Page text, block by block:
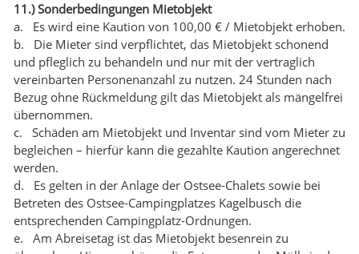
11.) Sonderbedingungen Mietobjekt
a. Es wird eine Kaution von 100,00 € / Mietobjekt erhoben.
b. Die Mieter sind verpflichtet, das Mietobjekt schonend
und pfleglich zu behandeln und nur mit der vertraglich
vereinbarten Personenanzahl zu nutzen. 24 Stunden nach
Bezug ohne Rückmeldung gilt das Mietobjekt als mängelfrei
übernommen.
c. Schäden am Mietobjekt und Inventar sind vom Mieter zu
begleichen – hierfür kann die gezahlte Kaution angerechnet
werden.
d. Es gelten in der Anlage der Ostsee-Chalets sowie bei
Betreten des Ostsee-Campingplatzes Kagelbusch die
entsprechenden Campingplatz-Ordnungen.
e. Am Abreisetag ist das Mietobjekt besenrein zu